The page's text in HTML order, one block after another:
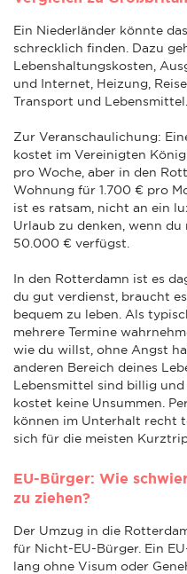
Ein Niederländer könnte
schrecklich finden. Dazu
Lebenshaltungskosten,
und Internet, Heizung,
Transport und Lebensmittel.
Zur Veranschaulichung:
kostet im Vereinigten
pro Woche, aber in den
Wohnung für 1.700 € pro
ist es ratsam, nicht an ein
Urlaub zu denken, wenn
50.000 € verfügst.
In den Rotterdamn ist es
du gut verdienst, braucht
bequem zu leben. Als
mehrere Termine
wie du willst, ohne Angst
anderen Bereich deines
Lebensmittel sind billig
kostet keine Unsummen.
können im Unterhalt recht
sich für die meisten
EU-Bürger: Wie
zu ziehen?
Der Umzug in die
für Nicht-EU-Bürger. Ein
lang ohne Visum oder